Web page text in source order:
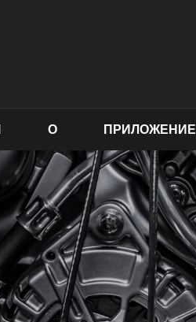
О ПРИЛОЖЕНИЕ